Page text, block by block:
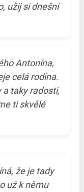
užij si dnešní
Antonína,
celá rodina.
a taky radosti,
ti skvělé
že je tady
už k němu